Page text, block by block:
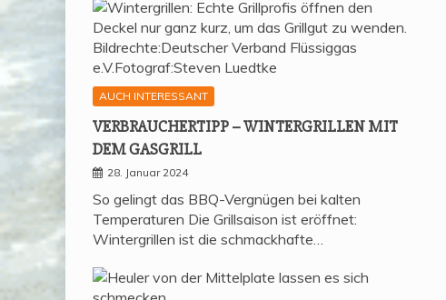
AUCH INTERESSANT
VER­BRAU­CHER­TIPP – WIN­TER­GRIL­LEN MIT
DEM GASGRILL
28. Januar 2024
So gelingt das BBQ-Vergnügen bei kalten
Temperaturen Die Grillsaison ist eröffnet:
Wintergrillen ist die schmackhafte…